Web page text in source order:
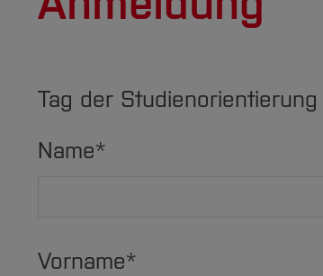
Tag der
Name*
Vorname*